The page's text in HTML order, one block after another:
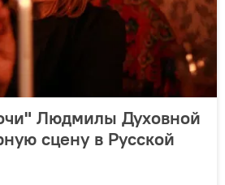
Людмилы Духовной
сцену в Русской